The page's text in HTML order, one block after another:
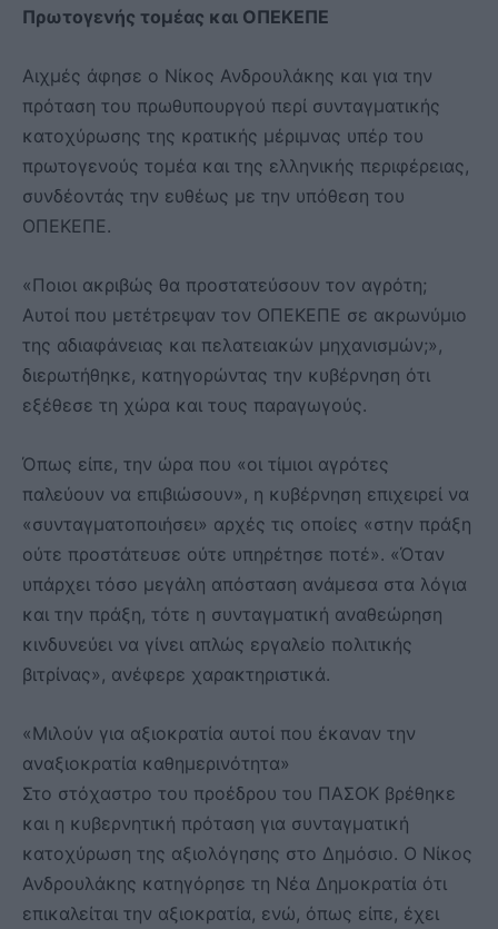
Πρωτογενής τομέας και ΟΠΕΚΕΠΕ
Αιχμές άφησε ο Νίκος Ανδρουλάκης και για την
πρόταση του πρωθυπουργού περί συνταγματικής
κατοχύρωσης της κρατικής μέριμνας υπέρ του
πρωτογενούς τομέα και της ελληνικής περιφέρειας,
συνδέοντάς την ευθέως με την υπόθεση του
ΟΠΕΚΕΠΕ.
«Ποιοι ακριβώς θα προστατεύσουν τον αγρότη;
Αυτοί που μετέτρεψαν τον ΟΠΕΚΕΠΕ σε ακρωνύμιο
της αδιαφάνειας και πελατειακών μηχανισμών;»,
διερωτήθηκε, κατηγορώντας την κυβέρνηση ότι
εξέθεσε τη χώρα και τους παραγωγούς.
Όπως είπε, την ώρα που «οι τίμιοι αγρότες
παλεύουν να επιβιώσουν», η κυβέρνηση επιχειρεί να
«συνταγματοποιήσει» αρχές τις οποίες «στην πράξη
ούτε προστάτευσε ούτε υπηρέτησε ποτέ». «Όταν
υπάρχει τόσο μεγάλη απόσταση ανάμεσα στα λόγια
και την πράξη, τότε η συνταγματική αναθεώρηση
κινδυνεύει να γίνει απλώς εργαλείο πολιτικής
βιτρίνας», ανέφερε χαρακτηριστικά.
«Μιλούν για αξιοκρατία αυτοί που έκαναν την
αναξιοκρατία καθημερινότητα»
Στο στόχαστρο του προέδρου του ΠΑΣΟΚ βρέθηκε
και η κυβερνητική πρόταση για συνταγματική
κατοχύρωση της αξιολόγησης στο Δημόσιο. Ο Νίκος
Ανδρουλάκης κατηγόρησε τη Νέα Δημοκρατία ότι
επικαλείται την αξιοκρατία, ενώ, όπως είπε, έχει